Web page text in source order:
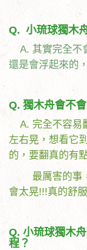
Q. 小琉球獨木
A. 其實完全不
還是會浮起來的
Q. 獨木舟會不
A. 完全不容易
左右晃，想看它
的，要翻真的有
最厲害的事，
會太晃!!!真的舒服
Q. 小琉球獨木
程？